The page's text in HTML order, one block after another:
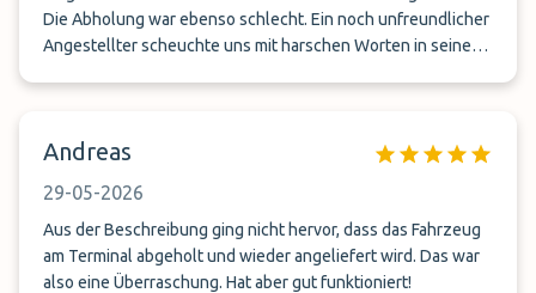
Die Abholung war ebenso schlecht. Ein noch unfreundlicher
Angestellter scheuchte uns mit harschen Worten in seinen
noch mehrere SMS. Diese Fahrt und dieser Fahrer werden
schockiert, und am Ende der Fahrt froh und glücklich noch
am Leben zu sein. Ich werde Ihr Unternehmen nie wieder
berücksichtigen. Diese Fahrt fand am 05.06.26 statt.
Andreas
29-05-2026
Aus der Beschreibung ging nicht hervor, dass das Fahrzeug
am Terminal abgeholt und wieder angeliefert wird. Das war
also eine Überraschung. Hat aber gut funktioniert!